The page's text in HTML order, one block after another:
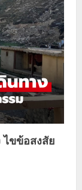
ขข้อสงสัย